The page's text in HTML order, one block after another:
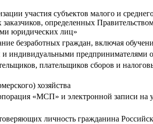
участия субъектов малого и
определенных
юридических лиц»
безработных граждан, включая
предпринимателями
плательщиков сборов и
хозяйства
«МСП» и электронной записи на
личность гражданина